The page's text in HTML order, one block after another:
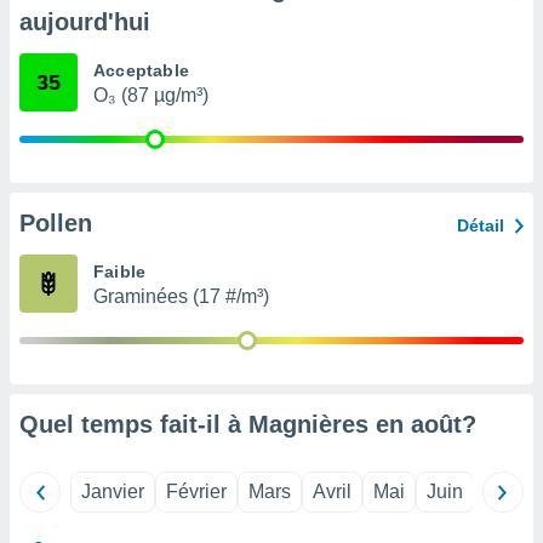
ou
de la
non
des
le
le
aujourd'hui
35 Acceptable
O₃ (87 µg/m³)
Pollen Détail
Faible
Graminées (17 #/m³)
Quel temps fait-il à Magnières en août?
Janvier Février Mars Avril Mai Juin Juillet